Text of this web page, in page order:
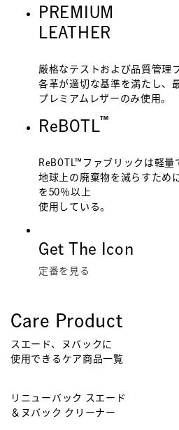
PREMIUM
LEATHER
厳格なテストおよび品質管理
各革が適切な基準を満たし、
プレミアムレザーのみ使用。
ReBOTL™
ReBOTL™ファブリックは軽量
地球上の廃棄物を減らすため
を50％以上
使用している。
Get The Icon
定番を見る
Care Product
スエード、ヌバックに
使用できるケア商品一覧
リニューバック スエード
＆ヌバック クリーナー